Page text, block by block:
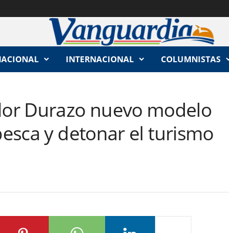
INTERNACIONAL COLUMNISTAS
Durazo nuevo modelo
y detonar el turismo